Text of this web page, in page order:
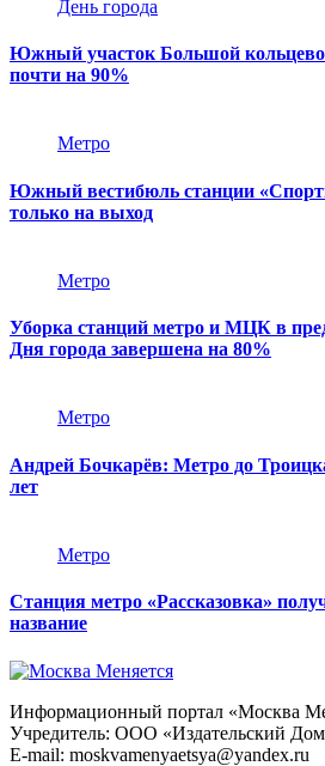
День города
Южный участок Большой
почти на 90%
Метро
Южный вестибюль станции
только на выход
Метро
Уборка станций метро и МЦК в
Дня города завершена на 80%
Метро
Андрей Бочкарёв: Метро до
лет
Метро
Станция метро «Рассказовка»
название
Информационный портал «Москва
Учредитель: ООО «Издательский
E-mail: moskvamenyaetsya@yandex.ru